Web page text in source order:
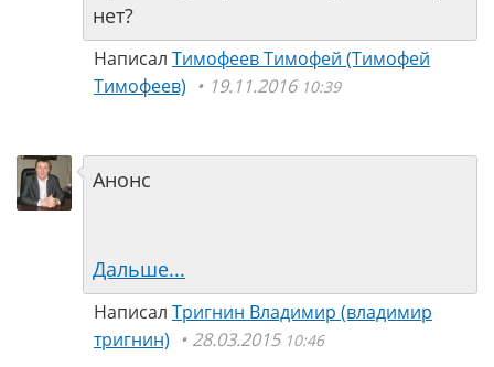
нет?
Написал Тимофеев Тимофей (Тимофей
Тимофеев)
19.11.2016 10:39
Анонс
Дальше...
Написал Тригнин Владимир (владимир
тригнин)
28.03.2015 10:46